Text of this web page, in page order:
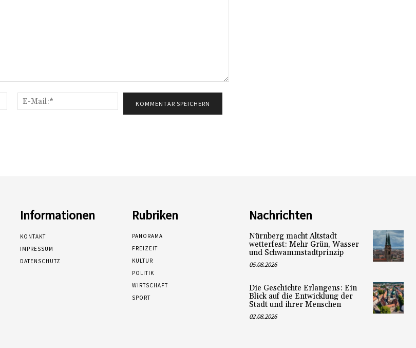
Name:*
Mail:*
Informationen
KONTAKT
IMPRESSUM
DATENSCHUTZ
Rubriken
PANORAMA
FREIZEIT
KULTUR
POLITIK
WIRTSCHAFT
SPORT
Nachrichten
Nürnberg macht Altstadt
wetterfest: Mehr Grün, Wasser
und Schwammstadtprinzip
05.08.2026
Die Geschichte Erlangens: Ein
Blick auf die Entwicklung der
Stadt und ihrer Menschen
02.08.2026